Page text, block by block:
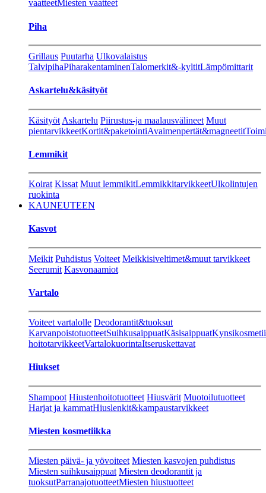
vaatteetMiesten vaatteet
Piha
Grillaus Puutarha Ulkovalaistus
TalvipihaPiharakentaminenTalomerkit&-kyltitLämpömittarit
Askartelu&käsityöt
Käsityöt Askartelu Piirustus-ja maalausvälineet Muut
pientarvikkeetKortit&paketointiAvaimenpertät&magneetit
Lemmikit
Koirat Kissat Muut lemmikitLemmikkitarvikkeetUlkolintujen
ruokinta
KAUNEUTEEN
Kasvot
Meikit Puhdistus Voiteet Meikkisiveltimet&muut tarvikkeet
Seerumit Kasvonaamiot
Vartalo
Voiteet vartalolle Deodorantit&tuoksut
KarvanpoistotuotteetSuihkusaippuatKäsisaippuat
hoitotarvikkeetVartalokuorintaItseruskettavat
Hiukset
Shampoot Hiustenhoitotuotteet Hiusvärit Muotoilutuotteet
Harjat ja kammatHiuslenkit&kampaustarvikkeet
Miesten kosmetiikka
Miesten päivä- ja yövoiteet Miesten kasvojen puhdistus
Miesten suihkusaippuat Miesten deodorantit ja
tuoksutParranajotuotteetMiesten hiustuotteet